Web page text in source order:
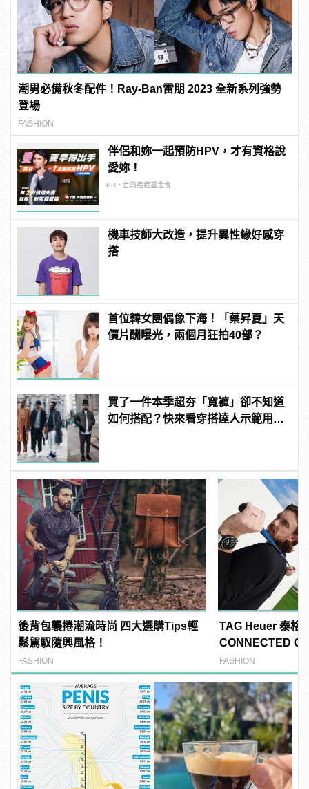
潮男必備秋冬配件！Ray-Ban雷朋 2023 全新系列強勢
登場
FASHION
伴侶和妳一起預防HPV，才有資格說
愛妳！
PR・台灣癌症基金會
機車技師大改造，提升異性緣好感穿
搭
首位韓女團偶像下海！「蔡昇夏」天
價片酬曝光，兩個月狂拍40部？
買了一件本季超夯「寬褲」卻不知道
如何搭配？快來看穿搭達人示範用寬
後背包襲捲潮流時尚 四大選購Tips輕
鬆駕馭隨興風格！
FASHION
TAG Heuer 泰格
CONNECTED
錶 高爾夫球特別
FASHION